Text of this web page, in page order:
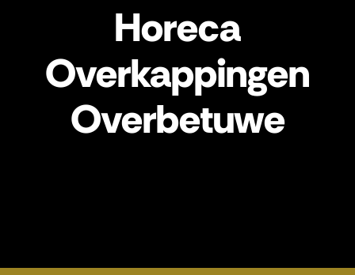
Horeca
Overkappingen
Overbetuwe